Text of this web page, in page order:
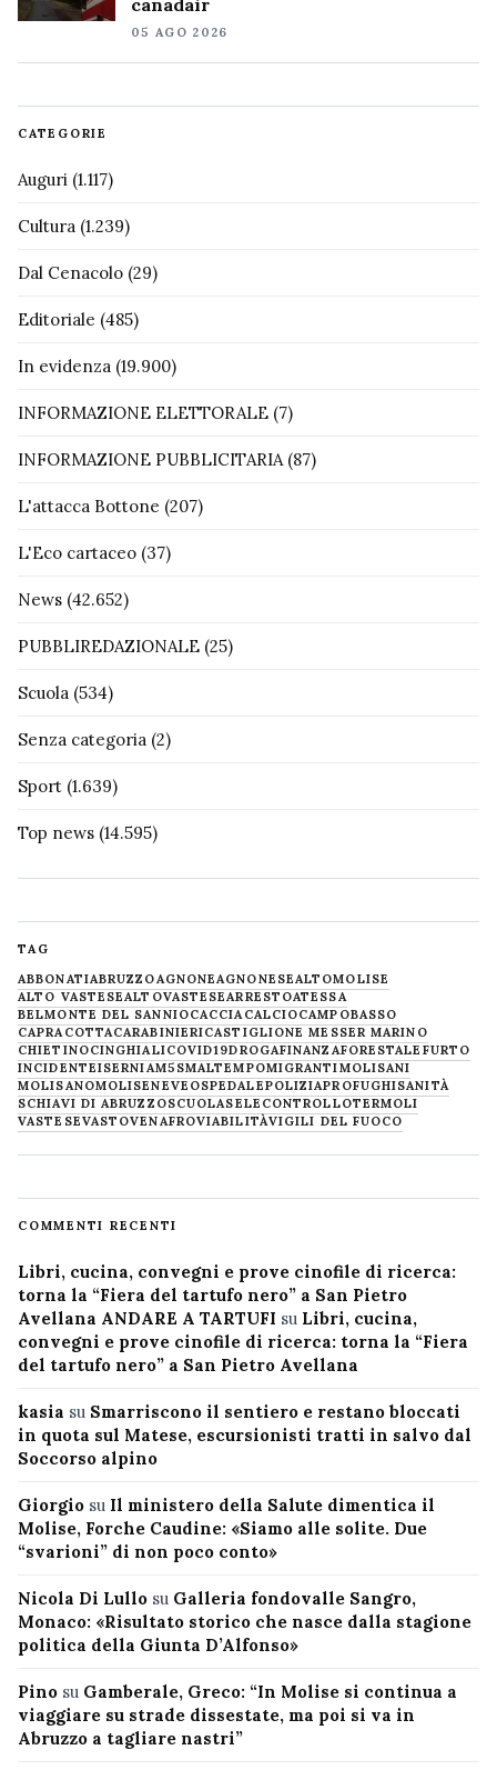
05 AGO 2026
CATEGORIE
Auguri (1.117)
Cultura (1.239)
Dal Cenacolo (29)
Editoriale (485)
In evidenza (19.900)
INFORMAZIONE ELETTORALE (7)
INFORMAZIONE PUBBLICITARIA(87)
L'attacca Bottone (207)
L'Eco cartaceo (37)
News (42.652)
PUBBLIREDAZIONALE (25)
Scuola (534)
Senza categoria (2)
Sport (1.639)
Top news (14.595)
TAG
ABBONATIABRUZZOAGNONEAGNONESEALTOMOLISE
ALTO VASTESEALTOVASTESEARRESTOATESSA
BELMONTE DEL SANNIOCACCIACALCIOCAMPOBASSO
CAPRACOTTACARABINIERICASTIGLIONE MESSER MARINO
CHIETINOCINGHIALICOVID19DROGAFINANZAFORESTALE FURTO
INCIDENTEISERNIAM5SMALTEMPOMIGRANTIMOLISANI
MOLISANOMOLISENEVE OSPEDALEPOLIZIAPROFUGHISANITÀ
SCHIAVI DI ABRUZZOSCUOLASELECONTROLLOTERMOLI
VASTESEVASTOVENAFROVIABILITÀVIGILI DEL FUOCO
COMMENTI RECENTI
Libri, cucina, convegni e prove cinofile di ricerca:
torna la “Fiera del tartufo nero” a San Pietro
Avellana ANDARE A TARTUFI su Libri, cucina,
convegni e prove cinofile di ricerca: torna la “Fiera
del tartufo nero” a San Pietro Avellana
kasia su Smarriscono il sentiero e restano bloccati
in quota sul Matese, escursionisti tratti in salvo dal
Soccorso alpino
Giorgio su Il ministero della Salute dimentica il
Molise, Forche Caudine: «Siamo alle solite. Due
“svarioni” di non poco conto»
Nicola Di Lullo su Galleria fondovalle Sangro,
Monaco: «Risultato storico che nasce dalla stagione
politica della Giunta D’Alfonso»
Pino su Gamberale, Greco: “In Molise si continua a
viaggiare su strade dissestate, ma poi si va in
Abruzzo a tagliare nastri”